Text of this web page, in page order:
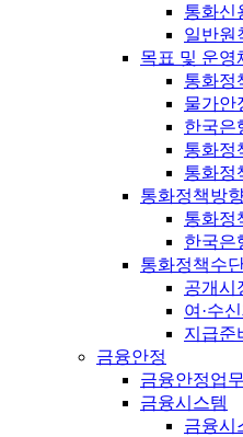
통화신
일반원
목표 및 운영
통화정
물가안
한국은
통화정
통화정
통화정책방
통화정
한국은
통화정책수
공개시
여·수
지급준
금융안정
금융안정업
금융시스템
금융시